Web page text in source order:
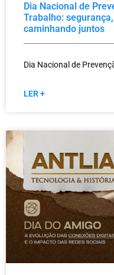
Dia Nacional de
Trabalho:
caminhando juntos
Dia Nacional de
LER +